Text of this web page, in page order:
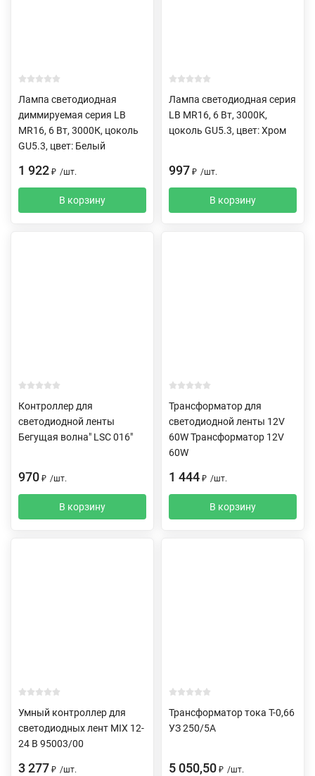
Лампа светодиодная
диммируемая серия LB
MR16, 6 Вт, 3000К, цоколь
GU5.3, цвет: Белый
1 922 ₽ /шт.
В корзину
Лампа светодиодная серия
LB MR16, 6 Вт, 3000К,
цоколь GU5.3, цвет: Хром
997 ₽ /шт.
В корзину
Контроллер для
светодиодной ленты
Бегущая волна" LSC 016"
970 ₽ /шт.
В корзину
Трансформатор для
светодиодной ленты 12V
60W Трансформатор 12V
60W
1 444 ₽ /шт.
В корзину
Умный контроллер для
светодиодных лент MIX 12-
24 В 95003/00
3 277 ₽ /шт.
Трансформатор тока Т-0,66
УЗ 250/5А
5 050,50 ₽ /шт.